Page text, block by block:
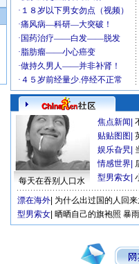
每天在吞别人口水
焦点新闻
贴贴图图
娱乐旮旯
情感世界
型男索女
漂在海外 为什么出过国的人回
型男索女 晒晒自己的旗袍照 暴